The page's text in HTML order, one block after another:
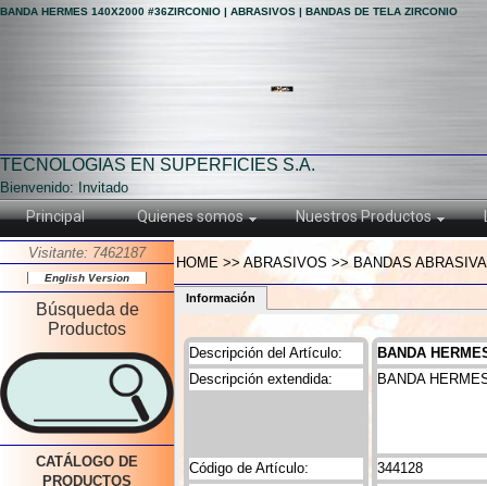
BANDA HERMES 140X2000 #36ZIRCONIO | ABRASIVOS | BANDAS DE TELA ZIRCONIO
TECNOLOGIAS EN SUPERFICIES S.A.
Bienvenido: Invitado
Principal Quienes somos Nuestros Productos
Visitante: 7462187
English Version
Búsqueda de
Productos
CATÁLOGO DE
PRODUCTOS
HOME >> ABRASIVOS >> BANDAS
Información
Descripción del Artículo:
Código de Artículo:
Descripción extendida:
BANDA
344128
BANDA